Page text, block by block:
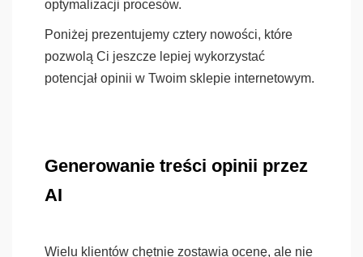
optymalizacji procesów.
Poniżej prezentujemy cztery nowości, które
pozwolą Ci jeszcze lepiej wykorzystać
potencjał opinii w Twoim sklepie internetowym.
Generowanie treści opinii przez
AI
Wielu klientów chętnie zostawia ocenę, ale nie